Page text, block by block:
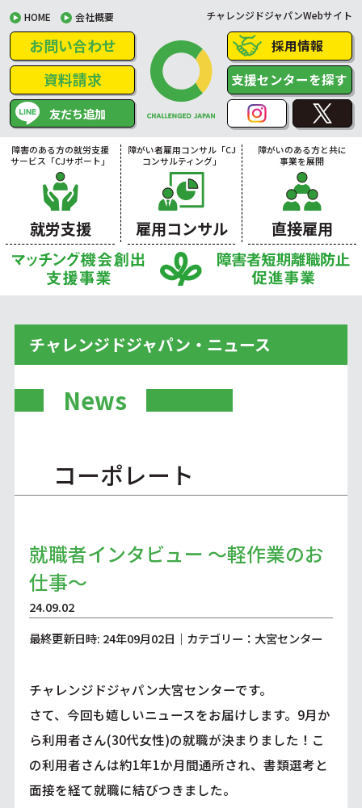
HOME 会社概要 チャレンジドジャパンWebサイト
お問い合わせ
資料請求
友だち追加
採用情報
支援センターを探す
障害のある方の就労支援
サービス「CJサポート」
就労支援
障がい者雇用コンサル「CJ
コンサルティング」
雇用コンサル
障がいのある方と共に
事業を展開
直接雇用
チャレンジドジャパン・ニュース
News
コーポレート
就職者インタビュー ～軽作業のお
仕事～
24.09.02
最終更新日時: 24年09月02日｜カテゴリー：大宮センター
チャレンジドジャパン大宮センターです。
さて、今回も嬉しいニュースをお届けします。9月か
ら利用者さん(30代女性)の就職が決まりました！こ
の利用者さんは約1年1か月間通所され、書類選考と
面接を経て就職に結びつきました。